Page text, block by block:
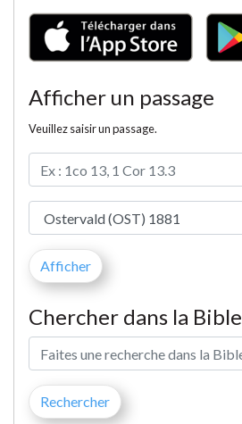
Afficher un passage
Veuillez saisir un passage.
Chercher dans la Bible